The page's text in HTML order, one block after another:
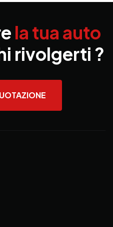
la tua auto
rivolgerti ?